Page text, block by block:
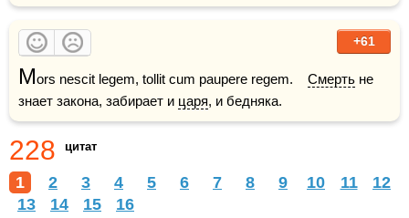
+61
Mors nescit legem, tollit cum paupere regem. Смерть не
знает закона, забирает и царя, и бедняка.
228 цитат
1 2 3 4 5 6 7 8 9 10 11
12
13
14 15 16